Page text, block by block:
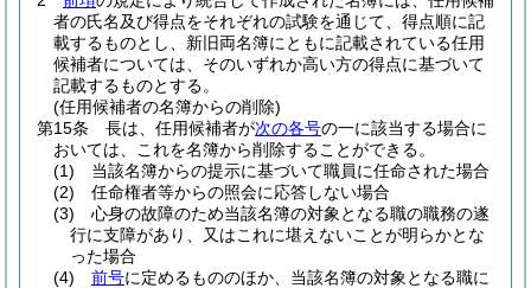
者の氏名及び得点をそれぞれの試験を通じて、得点順に記
載するものとし、新旧両名簿にともに記載されている任用
候補者については、そのいずれか高い方の得点に基づいて
記載するものとする。
(任用候補者の名簿からの削除)
第15条
長は、任用候補者が次の各号の一に該当する場合に
おいては、これを名簿から削除することができる。
(1)
当該名簿からの提示に基づいて職員に任命された場合
(2)
任命権者等からの照会に応答しない場合
(3)
心身の故障のため当該名簿の対象となる職の職務の遂
行に支障があり、又はこれに堪えないことが明らかとな
った場合
(4)
前号に定めるもののほか、当該名簿の対象となる職に